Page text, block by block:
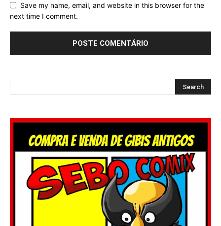
Save my name, email, and website in this browser for the
next time I comment.